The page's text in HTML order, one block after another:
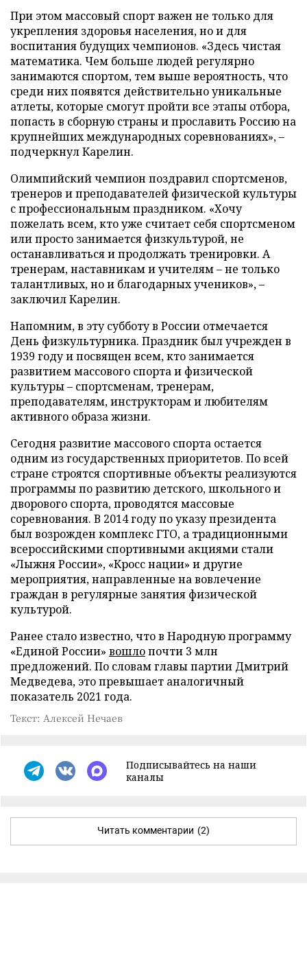
При этом массовый спорт важен не только для
укрепления здоровья населения, но и для
воспитания будущих чемпионов. «Здесь чистая
математика. Чем больше людей регулярно
занимаются спортом, тем выше вероятность, что
среди них появятся действительно уникальные
атлеты, которые смогут пройти все этапы отбора,
попасть в сборную страны и прославить Россию на
крупнейших международных соревнованиях», –
подчеркнул Карелин.
Олимпийский чемпион поздравил спортсменов,
тренеров и преподавателей физической культуры
с профессиональным праздником. «Хочу
пожелать всем, кто уже считает себя спортсменом
или просто занимается физкультурой, не
останавливаться и продолжать тренировки. А
тренерам, наставникам и учителям – не только
талантливых, но и благодарных учеников», –
заключил Карелин.
Напомним, в эту субботу в России отмечается
День физкультурника. Праздник был учрежден в
1939 году и посвящен всем, кто занимается
развитием массового спорта и физической
культуры – спортсменам, тренерам,
преподавателям, инструкторам и любителям
активного образа жизни.
Сегодня развитие массового спорта остается
одним из государственных приоритетов. По всей
стране строятся спортивные объекты реализуются
программы по развитию детского, школьного и
дворового спорта, проводятся массовые
соревнования. В 2014 году по указу президента
был возрожден комплекс ГТО, а традиционными
всероссийскими спортивными акциями стали
«Лыжня России», «Кросс нации» и другие
мероприятия, направленные на вовлечение
граждан в регулярные занятия физической
культурой.
Ранее стало известно, что в Народную программу
«Единой России» вошлопочти 3 млн
предложений. По словам главы партии Дмитрий
Медведева, это превышает аналогичный
показатель 2021 года.
Текст: Алексей Нечаев
Подписывайтесь на наши
каналы
Читать комментарии (2)